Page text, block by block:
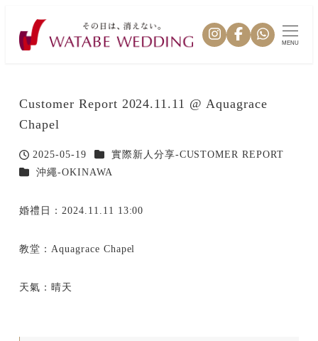
MENU
Customer Report 2024.11.11 @ Aquagrace
Chapel
投稿日
2025-05-19 カテゴリー
實際新人分享-CUSTOMER REPORT
カテゴリー
沖繩-OKINAWA
婚禮日：2024.11.11 13:00
教堂：Aquagrace Chapel
天氣：晴天